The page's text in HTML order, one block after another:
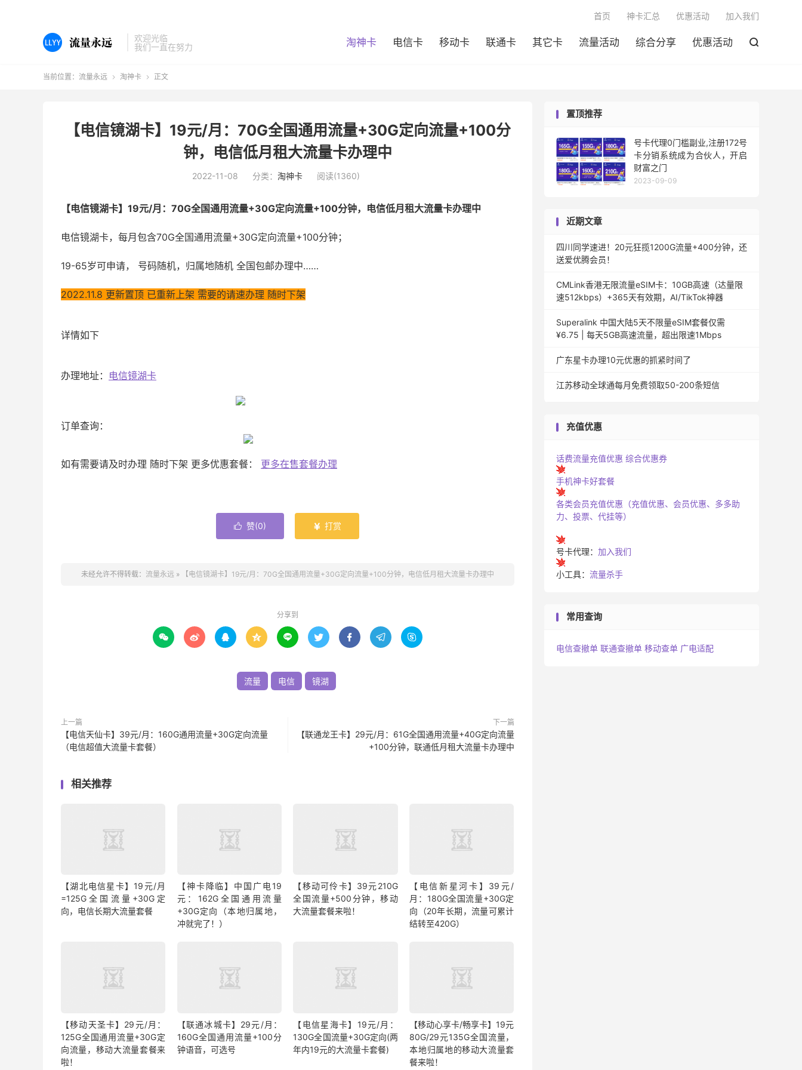
欢迎光临
我们一直在努力
淘神卡 电信卡 移动卡 联通卡 其它卡 流量活动 综合分享 优惠活动 
首页 神卡汇总 优惠活动 加入我们
当前位置： 流量永远  淘神卡  正文
【电信镜湖卡】19元/月：70G全国通用流量+30G定向流量+100分
钟，电信低月租大流量卡办理中
2022-11-08 分类： 淘神卡 阅读(1360)
【电信镜湖卡】19元/月：70G全国通用流量+30G定向流量+100分钟，电信低月租大流量卡办理中
电信镜湖卡，每月包含70G全国通用流量+30G定向流量+100分钟；
19-65岁可申请， 号码随机，归属地随机 全国包邮办理中……
2022.11.8 更新置顶 已重新上架 需要的请速办理 随时下架
详情如下
办理地址： 电信镜湖卡
订单查询：
如有需要请及时办理 随时下架 更多优惠套餐： 更多在售套餐办理
 赞(0)  打赏
未经允许不得转载： 流量永远 » 【电信镜湖卡】19元/月：70G全国通用流量+30G定向流量+100分钟，电信低月租大流量卡办理中
分享到
        
流量 电信 镜湖
上一篇
【电信天仙卡】39元/月：160G通用流量+30G定向流量
（电信超值大流量卡套餐）
下一篇
【联通龙王卡】29元/月：61G全国通用流量+40G定向流量
+100分钟，联通低月租大流量卡办理中
相关推荐
【湖北电信星卡】19元/月
=125G全国流量+30G定
向，电信长期大流量套餐
【神卡降临】中国广电19
元：162G全国通用流量
+30G定向（本地归属地，
冲就完了！）
【移动可伶卡】39元210G
全国流量+500分钟，移动
大流量套餐来啦！
【电信新星河卡】39元/
月：180G全国流量+30G定
向（20年长期，流量可累计
结转至420G）
【移动天圣卡】29元/月：
125G全国通用流量+30G定
向流量，移动大流量套餐来
啦！
【联通冰城卡】29元/月：
160G全国通用流量+100分
钟语音，可选号
【电信星海卡】19元/月：
130G全国流量+30G定向(两
年内19元的大流量卡套餐)
【移动心享卡/畅享卡】19元
80G/29元135G全国流量，
本地归属地的移动大流量套
餐来啦！
置顶推荐
号卡代理0门槛副业,注册172号
卡分销系统成为合伙人，开启
财富之门
2023-09-09
近期文章
四川同学速进！20元狂揽1200G流量+400分钟，还
送爱优腾会员！
CMLink香港无限流量eSIM卡：10GB高速（达量限
速512kbps）+365天有效期，AI/TikTok神器
Superalink 中国大陆5天不限量eSIM套餐仅需
¥6.75 | 每天5GB高速流量，超出限速1Mbps
广东星卡办理10元优惠的抓紧时间了
江苏移动全球通每月免费领取50-200条短信
充值优惠
话费流量充值优惠 综合优惠券
手机神卡好套餐
各类会员充值优惠（充值优惠、会员优惠、多多助
力、投票、代挂等）
号卡代理： 加入我们
小工具： 流量杀手
常用查询
电信查撤单 联通查撤单 移动查单 广电适配